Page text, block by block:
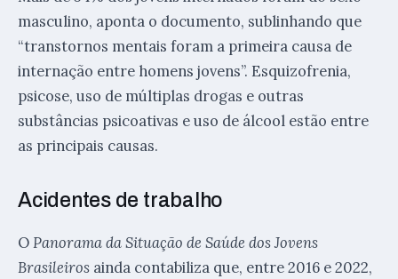
masculino, aponta o documento, sublinhando que
“transtornos mentais foram a primeira causa de
internação entre homens jovens”. Esquizofrenia,
psicose, uso de múltiplas drogas e outras
substâncias psicoativas e uso de álcool estão entre
as principais causas.
Acidentes de trabalho
OPanorama da Situação de Saúde dos Jovens
Brasileiros ainda contabiliza que, entre 2016 e 2022,